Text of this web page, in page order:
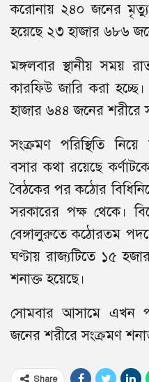
করোনায় ২৪০ জনের মৃত্যু
হয়েছে ২৩ হাজার ৬৮৬
মঙ্গলবার স্থানীয় সময়
কারফিউ জারি করা
হাজার ৬৪৪ জনের শরীরে
সংক্রমণ পরিস্থিতি
বসার কথা রয়েছে
বৈঠকের পর কঠোর
সরকারের পক্ষ থেকে।
বেঙ্গালুরুতে কঠোরতম
ঘণ্টায় রাজ্যটিতে ১৫
শনাক্ত হয়েছে।
সোমবার আসামে এখন
জনের শরীরে সংক্রমণ
Share